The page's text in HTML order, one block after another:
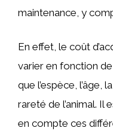
maintenance, y
En effet, le coût
varier en fonction
que l’espèce, l’âge,
rareté de l’animal.
en compte ces